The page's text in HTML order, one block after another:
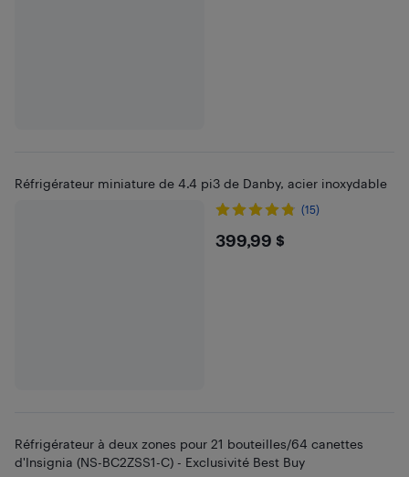
Réfrigérateur miniature de 4.4 pi3 de Danby, acier inoxydable
(15)
$399.99
399,99 $
Réfrigérateur à deux zones pour 21 bouteilles/64 canettes
d'Insignia (NS-BC2ZSS1-C) - Exclusivité Best Buy